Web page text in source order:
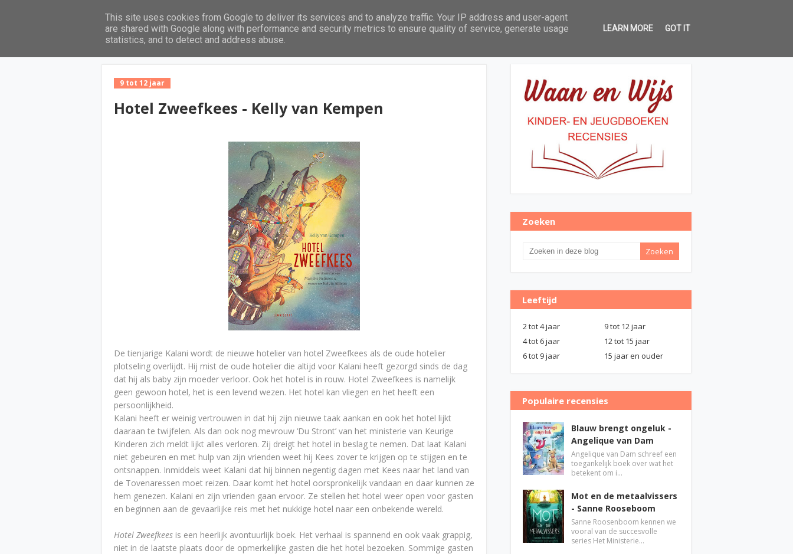
Home Leeftijd Thema's Pabo leeslijst In het zonnetje Over Waan en Wijs
9 tot 12 jaar
Hotel Zweefkees - Kelly van Kempen
De tienjarige Kalani wordt de nieuwe hotelier van hotel Zweefkees als de oude hotelier
plotseling overlijdt. Hij mist de oude hotelier die altijd voor Kalani heeft gezorgd sinds de dag
dat hij als baby zijn moeder verloor. Ook het hotel is in rouw. Hotel Zweefkees is namelijk
geen gewoon hotel, het is een levend wezen. Het hotel kan vliegen en het heeft een
persoonlijkheid.
Kalani heeft er weinig vertrouwen in dat hij zijn nieuwe taak aankan en ook het hotel lijkt
daaraan te twijfelen. Als dan ook nog mevrouw ‘Du Stront’ van het ministerie van Keurige
Kinderen zich meldt lijkt alles verloren. Zij dreigt het hotel in beslag te nemen. Dat laat Kalani
niet gebeuren en met hulp van zijn vrienden weet hij Kees zover te krijgen op te stijgen en te
ontsnappen. Inmiddels weet Kalani dat hij binnen negentig dagen met Kees naar het land van
de Tovenaressen moet reizen. Daar komt het hotel oorspronkelijk vandaan en daar kunnen ze
hem genezen. Kalani en zijn vrienden gaan ervoor. Ze stellen het hotel weer open voor gasten
en beginnen aan de gevaarlijke reis met het nukkige hotel naar een onbekende wereld.
Hotel Zweefkees is een heerlijk avontuurlijk boek. Het verhaal is spannend en ook vaak grappig,
niet in de laatste plaats door de opmerkelijke gasten die het hotel bezoeken. Sommige gasten
Zoeken
Leeftijd
2 tot 4 jaar
9 tot 12 jaar
4 tot 6 jaar
12 tot 15 jaar
6 tot 9 jaar
15 jaar en ouder
Populaire recensies
Blauw brengt ongeluk -
Angelique van Dam
Angelique van Dam schreef een
toegankelijk boek over wat het
betekent om i…
Mot en de metaalvissers
- Sanne Rooseboom
Sanne Roosenboom kennen we
vooral van de succesvolle
series Het Ministerie…
This site uses cookies from Google to deliver its services and to analyze traffic. Your IP address and user-agent
are shared with Google along with performance and security metrics to ensure quality of service, generate usage
statistics, and to detect and address abuse.
LEARN MORE GOT IT